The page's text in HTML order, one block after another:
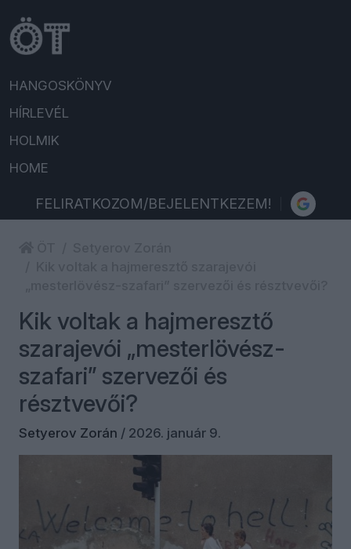
HANGOSKÖNYV
HÍRLEVÉL
HOLMIK
HOME
FELIRATKOZOM/BEJELENTKEZEM!
Kik voltak a hajmeresztő
szarajevói „mesterlövész-
szafari” szervezői és
résztvevői?
Setyerov Zorán / 2026. január 9.